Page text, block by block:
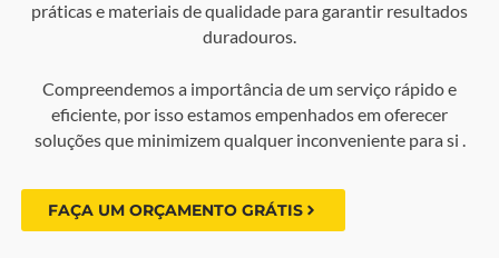
práticas e materiais de qualidade para garantir resultados
duradouros.
Compreendemos a importância de um serviço rápido e
eficiente, por isso estamos empenhados em oferecer
soluções que minimizem qualquer inconveniente para si .
FAÇA UM ORÇAMENTO GRÁTIS